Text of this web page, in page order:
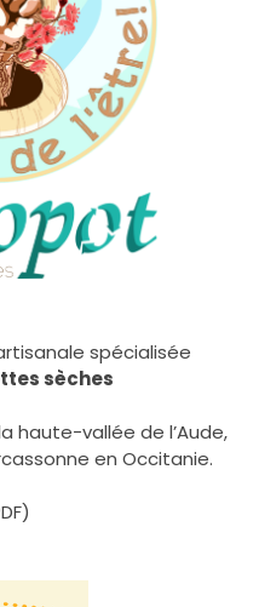
spécialisée
sèches
haute-vallée de l’Aude,
en Occitanie.